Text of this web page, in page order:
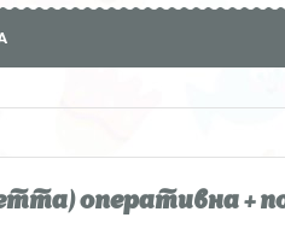
оперативна +